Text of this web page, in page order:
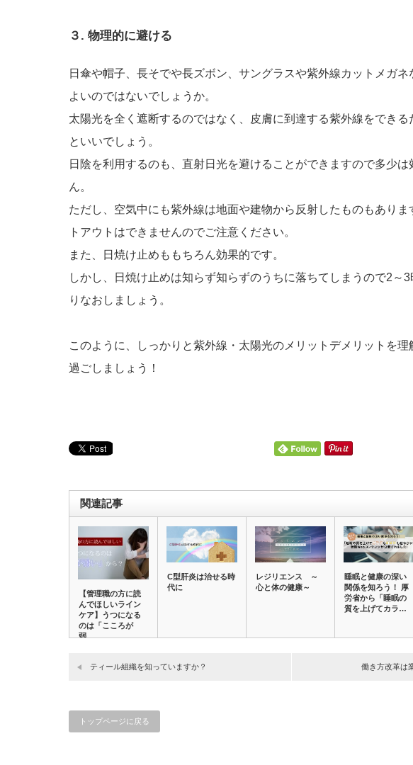
３. 物理的に避ける
日傘や帽子、長そでや長ズボン、サングラスや紫外線カットメガネ
よいのではないでしょうか。
太陽光を全く遮断するのではなく、皮膚に到達する紫外線をできる
といいでしょう。
日陰を利用するのも、直射日光を避けることができますので多少
ん。
ただし、空気中にも紫外線は地面や建物から反射したものもありま
トアウトはできませんのでご注意ください。
また、日焼け止めももちろん効果的です。
しかし、日焼け止めは知らず知らずのうちに落ちてしまうので2～
りなおしましょう。
このように、しっかりと紫外線・太陽光のメリットデメリットを理
過ごしましょう！
関連記事
【管理職の方に読
んでほしいライン
ケア】うつになる
のは「こころが
弱…
C型肝炎は治せる時
代に
レジリエンス ～
心と体の健康～
睡眠と健康の深い
関係を知ろう！ 厚
労省から「睡眠の
質を上げてカラ…
ティール組織を知っていますか？ 働き方改革は
トップページに戻る